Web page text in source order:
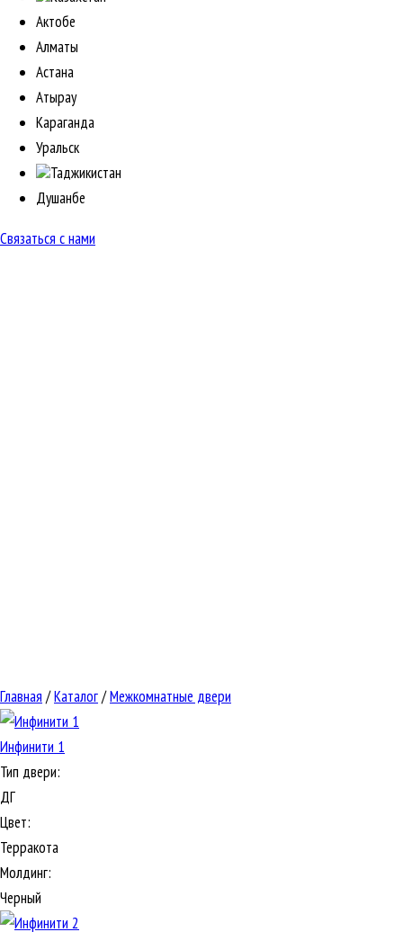
Актобе
Алматы
Астана
Атырау
Караганда
Уральск
Таджикистан
Душанбе
Связаться с нами
Главная /Каталог/Межкомнатные двери
Инфинити 1
Тип двери:
ДГ
Цвет:
Терракота
Молдинг:
Черный